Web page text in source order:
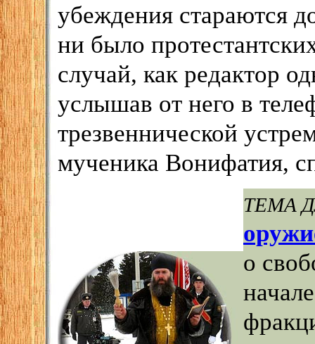
убеждения стараются
ни было
случай, как редактор
услышав от него в
трезвеннической
мученика Вонифатия,
ТЕМА
о